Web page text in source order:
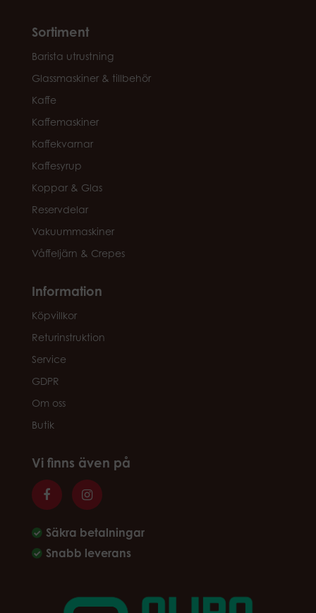
Sortiment
Barista utrustning
Glassmaskiner & tillbehör
Kaffe
Kaffemaskiner
Kaffekvarnar
Kaffesyrup
Koppar & Glas
Reservdelar
Vakuummaskiner
Våffeljärn & Crepes
Information
Köpvillkor
Returinstruktion
Service
GDPR
Om oss
Butik
Vi finns även på
Säkra betalningar
Snabb leverans